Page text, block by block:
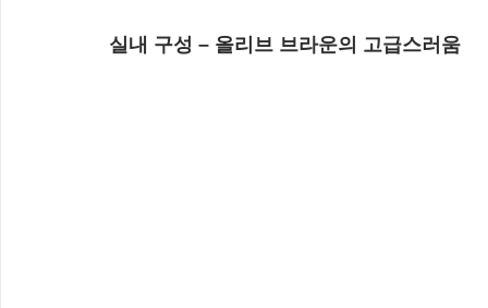
실내 구성 – 올리브 브라운의 고급스러움